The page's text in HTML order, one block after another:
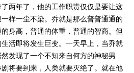
两年了，他的工作职责仅仅是要让这
样一尘不染。乔就是那么普普通通的
身高，普通的体重，普通的智商。但
活即将发生巨变。一天早上，当乔就
发现了一个不知来自何方的神秘男
将要到来，人类就要灭绝了。就在他